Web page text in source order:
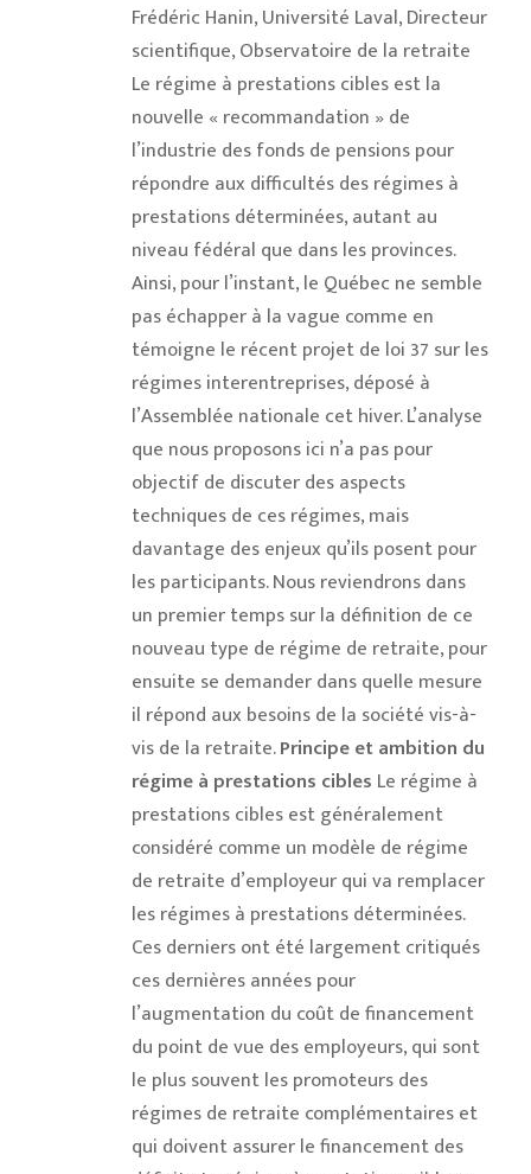
Frédéric Hanin, Université Laval, Directeur
scientifique, Observatoire de la retraite
Le régime à prestations cibles est la
nouvelle « recommandation » de
l’industrie des fonds de pensions pour
répondre aux difficultés des régimes à
prestations déterminées, autant au
niveau fédéral que dans les provinces.
Ainsi, pour l’instant, le Québec ne semble
pas échapper à la vague comme en
témoigne le récent projet de loi 37 sur les
régimes interentreprises, déposé à
l’Assemblée nationale cet hiver. L’analyse
que nous proposons ici n’a pas pour
objectif de discuter des aspects
techniques de ces régimes, mais
davantage des enjeux qu’ils posent pour
les participants. Nous reviendrons dans
un premier temps sur la définition de ce
nouveau type de régime de retraite, pour
ensuite se demander dans quelle mesure
il répond aux besoins de la société vis-à-
vis de la retraite.Principe et ambition du
régime à prestations cibles Le régime à
prestations cibles est généralement
considéré comme un modèle de régime
de retraite d’employeur qui va remplacer
les régimes à prestations déterminées.
Ces derniers ont été largement critiqués
ces dernières années pour
l’augmentation du coût de financement
du point de vue des employeurs, qui sont
le plus souvent les promoteurs des
régimes de retraite complémentaires et
qui doivent assurer le financement des